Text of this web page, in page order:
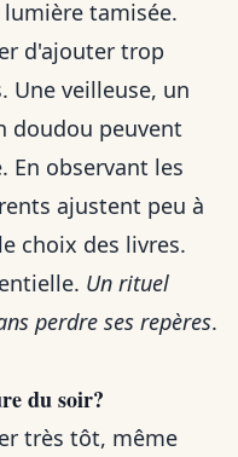
tamisée.
d'ajouter trop
Une veilleuse, un
doudou peuvent
En observant les
ajustent peu à
choix des livres.
Un rituel
perdre ses repères.
du soir?
très tôt, même